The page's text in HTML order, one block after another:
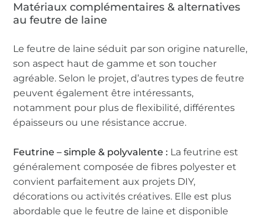
Matériaux complémentaires & alternatives
au feutre de laine
Le feutre de laine séduit par son origine naturelle,
son aspect haut de gamme et son toucher
agréable. Selon le projet, d’autres types de feutre
peuvent également être intéressants,
notamment pour plus de flexibilité, différentes
épaisseurs ou une résistance accrue.
Feutrine – simple & polyvalente : La feutrine est
généralement composée de fibres polyester et
convient parfaitement aux projets DIY,
décorations ou activités créatives. Elle est plus
abordable que le feutre de laine et disponible